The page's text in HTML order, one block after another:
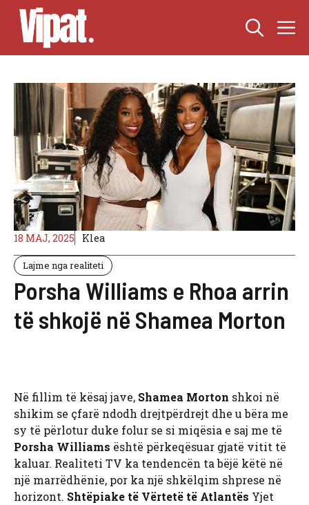
Skip
content
18 MAJ, 2025 Klea
Lajme nga realiteti
Porsha Williams e Rhoa arrin
të shkojë në Shamea Morton
Në fillim të kësaj jave, Shamea Morton shkoi në
shikim se çfarë ndodh drejtpërdrejt dhe u bëra me
sy të përlotur duke folur se si miqësia e saj me të
Porsha Williams është përkeqësuar gjatë vitit të
kaluar. Realiteti TV ka tendencën ta bëjë këtë në
një marrëdhënie, por ka një shkëlqim shprese në
horizont. Shtëpiake të Vërtetë të Atlantës Yjet